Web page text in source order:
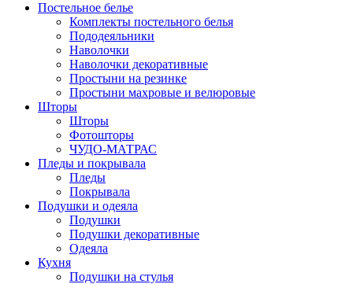
Постельное белье
Комплекты постельного белья
Пододеяльники
Наволочки
Наволочки декоративные
Простыни на резинке
Простыни махровые и велюровые
Шторы
Шторы
Фотошторы
ЧУДО-МАТРАС
Пледы и покрывала
Пледы
Покрывала
Подушки и одеяла
Подушки
Подушки декоративные
Одеяла
Кухня
Подушки на стулья